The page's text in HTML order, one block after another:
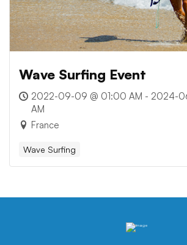
Wave Surfing Event
2022-09-09 @ 01:00 AM - 2024-
AM
France
Wave Surfing